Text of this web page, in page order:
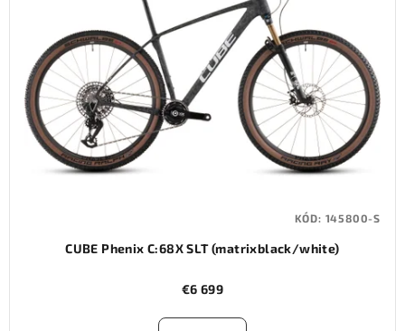
CUBE Phenix C:68X SLT (matrixblack/white)
€6 699
KÓD: 145800-S